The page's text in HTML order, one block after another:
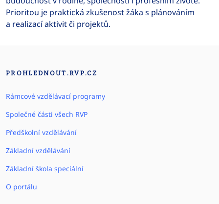
Prioritou je praktická zkušenost žáka s plánováním
a realizací aktivit či projektů.
PROHLEDNOUT.RVP.CZ
Rámcové vzdělávací programy
Společné části všech RVP
Předškolní vzdělávání
Základní vzdělávání
Základní škola speciální
O portálu